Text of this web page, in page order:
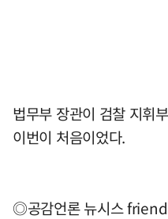
법무부 장관이 검찰 지휘
이번이 처음이었다.
◎공감언론 뉴시스